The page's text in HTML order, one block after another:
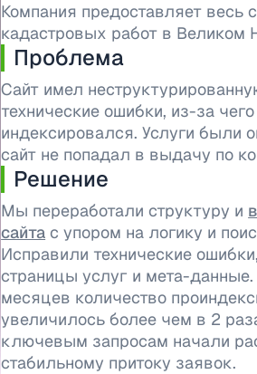
Компания предоставляет весь
кадастровых работ в Великом
Проблема
Сайт имел
технические ошибки, из-за
индексировался. Услуги были
сайт не попадал в выдачу по
Решение
Мы переработали структуру и
сайта с упором на логику и
Исправили технические
страницы услуг и мета-
месяцев количество
увеличилось более чем в 2
ключевым запросам начали
стабильному притоку заявок.